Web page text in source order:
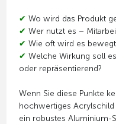
✔ Wo wird das Produkt
✔ Wer nutzt es –
✔ Wie oft wird es
✔ Welche Wirkung soll
oder repräsentierend?
Wenn Sie diese Punkte
hochwertiges
ein robustes Aluminium-